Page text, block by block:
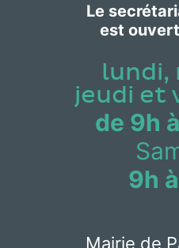
Le
est
lundi,
jeudi et
de 9h
9h
Mairie de